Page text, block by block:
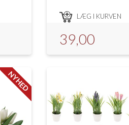
LÆG I KURVEN
39,00
NYHED